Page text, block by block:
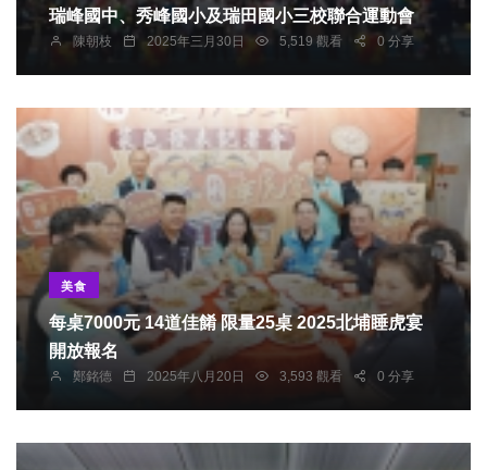
瑞峰國中、秀峰國小及瑞田國小三校聯合運動會
陳朝枝 2025年三月30日 5,519 觀看 0 分享
美食
每桌7000元 14道佳餚 限量25桌 2025北埔睡虎宴
開放報名
鄭銘德 2025年八月20日 3,593 觀看 0 分享